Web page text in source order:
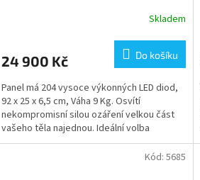
R
M
A
Skladem
24 900 Kč Do košíku
Panel má 204 vysoce výkonných LED diod,
92 x 25 x 6,5 cm, Váha 9 Kg. Osvítí
nekompromisní silou ozáření velkou část
vašeho těla najednou. Ideální volba
pro náročnější uživatele...
Kód: 5685